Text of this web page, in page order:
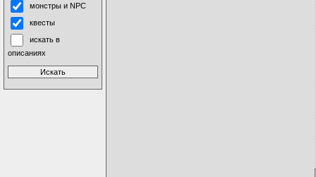
монстры и NPC
квесты
искать в
описаниях